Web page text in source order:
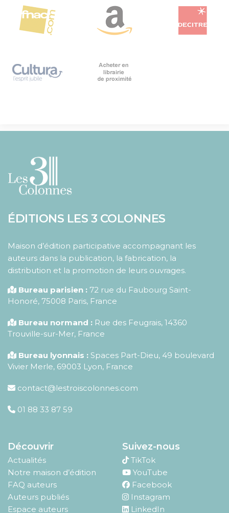
ÉDITIONS LES 3 COLONNES
Maison d’édition participative accompagnant les
auteurs dans la publication, la fabrication, la
distribution et la promotion de leurs ouvrages.
Bureau parisien : 72 rue du Faubourg Saint-
Honoré, 75008 Paris, France
Bureau normand : Rue des Feugrais, 14360
Trouville-sur-Mer, France
Bureau lyonnais : Spaces Part-Dieu, 49 boulevard
Vivier Merle, 69003 Lyon, France
contact@lestroiscolonnes.com
01 88 33 87 59
Découvrir
Actualités
Notre maison d’édition
FAQ auteurs
Auteurs publiés
Espace auteurs
Suivez-nous
TikTok
YouTube
Facebook
Instagram
LinkedIn